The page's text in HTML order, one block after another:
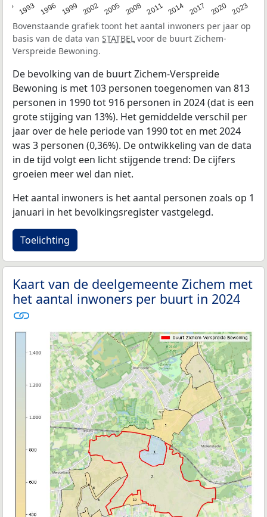
1993 1996 1999 2002 2005 2008 2011 2014 2017 2020 2023
Bovenstaande grafiek toont het aantal inwoners per jaar op
basis van de data van STATBEL voor de buurt Zichem-
Verspreide Bewoning.
De bevolking van de buurt Zichem-Verspreide
Bewoning is met 103 personen toegenomen van 813
personen in 1990 tot 916 personen in 2024 (dat is een
grote stijging van 13%). Het gemiddelde verschil per
jaar over de hele periode van 1990 tot en met 2024
was 3 personen (0,36%). De ontwikkeling van de data
in de tijd volgt een licht stijgende trend: De cijfers
groeien meer wel dan niet.
Het aantal inwoners is het aantal personen zoals op 1
januari in het bevolkingsregister vastgelegd.
Toelichting
Kaart van de deelgemeente Zichem met
het aantal inwoners per buurt in 2024